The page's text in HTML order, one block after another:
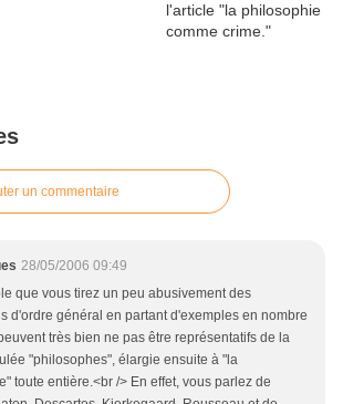
un commentaire
28/05/2006 09:49
que vous tirez un peu abusivement des
d'ordre général en partant d'exemples en nombre
très bien ne pas être représentatifs de la
"philosophes", élargie ensuite à "la
toute entière.<br /> En effet, vous parlez de